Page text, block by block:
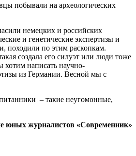
побывали на археологических
немецких и российских
и генетические экспертизы и
походили по этим раскопкам.
создала его силуэт или люди тоже
хотим написать научно-
из Германии. Весной мы с
– такие неугомонные,
юных журналистов «Современник»